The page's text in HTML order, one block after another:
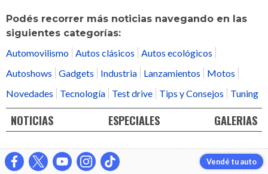
Podés recorrer más noticias navegando en las
siguientes categorías:
Automovilismo Autos clásicos
Autos ecológicos
Autoshows
Gadgets Industria Lanzamientos
Motos
Novedades
Tecnología Test drive Tips y Consejos Tuning
NOTICIAS ESPECIALES GALERIAS
Vendé tu auto